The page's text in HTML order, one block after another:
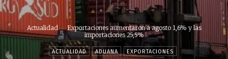
Actualidad
Exportaciones aumentaron a agosto 1,6% y las
importaciones 25,5%
ACTUALIDAD ADUANA EXPORTACIONES